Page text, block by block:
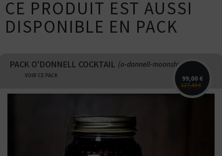
CE PRODUIT EST AUSSI
DISPONIBLE EN PACK
PACK O'DONNELL COCKTAIL (o-donnell-moonshine)
VOIR CE PACK 99,00 €
127,40 €
O'Donnell Moonshine Wild Berry
700ml - Fruits d'été, cassis, framboises,
mûres. Conçu en Allemagne. Vol. 25%